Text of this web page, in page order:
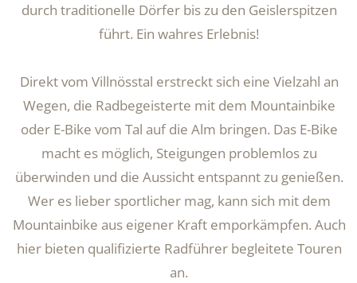
durch traditionelle Dörfer bis zu den Geislerspitzen
führt. Ein wahres Erlebnis!
Direkt vom Villnösstal erstreckt sich eine Vielzahl an
Wegen, die Radbegeisterte mit dem Mountainbike
oder E-Bike vom Tal auf die Alm bringen. Das E-Bike
macht es möglich, Steigungen problemlos zu
überwinden und die Aussicht entspannt zu genießen.
Wer es lieber sportlicher mag, kann sich mit dem
Mountainbike aus eigener Kraft emporkämpfen. Auch
hier bieten qualifizierte Radführer begleitete Touren
an.